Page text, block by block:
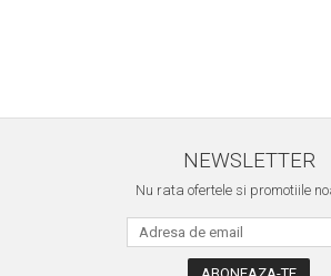
NEWSLETTER
Nu rata ofertele si promotiile